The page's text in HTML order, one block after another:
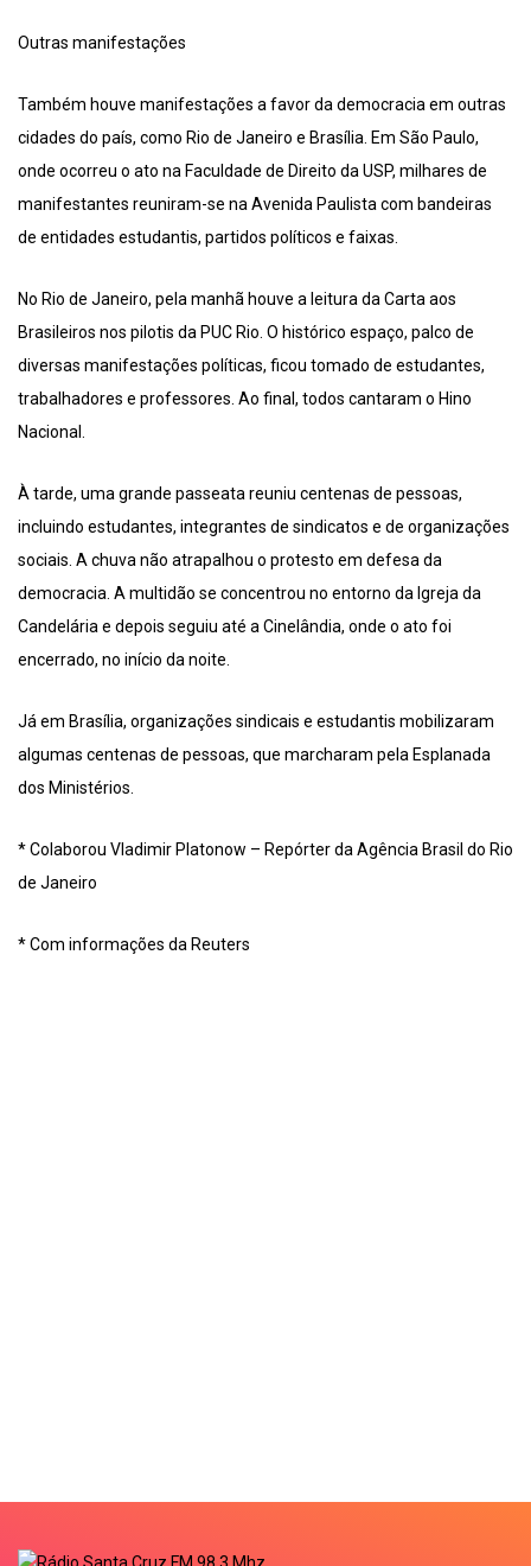
Outras manifestações
Também houve manifestações a favor da democracia em outras
cidades do país, como Rio de Janeiro e Brasília. Em São Paulo,
onde ocorreu o ato na Faculdade de Direito da USP, milhares de
manifestantes reuniram-se na Avenida Paulista com bandeiras
de entidades estudantis, partidos políticos e faixas.
No Rio de Janeiro, pela manhã houve a leitura da Carta aos
Brasileiros nos pilotis da PUC Rio. O histórico espaço, palco de
diversas manifestações políticas, ficou tomado de estudantes,
trabalhadores e professores. Ao final, todos cantaram o Hino
Nacional.
À tarde, uma grande passeata reuniu centenas de pessoas,
incluindo estudantes, integrantes de sindicatos e de organizações
sociais. A chuva não atrapalhou o protesto em defesa da
democracia. A multidão se concentrou no entorno da Igreja da
Candelária e depois seguiu até a Cinelândia, onde o ato foi
encerrado, no início da noite.
Já em Brasília, organizações sindicais e estudantis mobilizaram
algumas centenas de pessoas, que marcharam pela Esplanada
dos Ministérios.
* Colaborou Vladimir Platonow – Repórter da Agência Brasil do Rio
de Janeiro
* Com informações da Reuters